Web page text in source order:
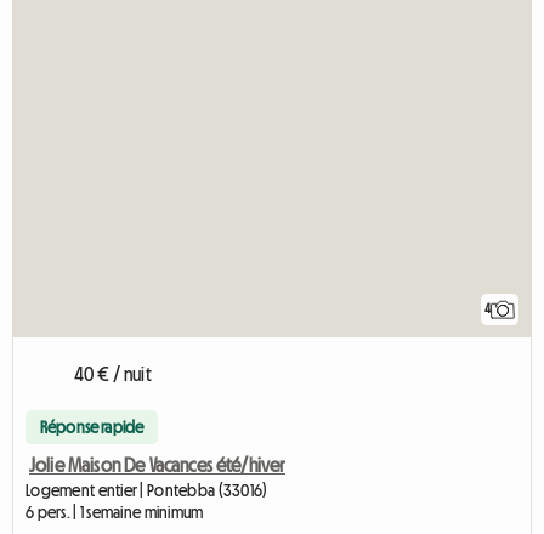
4
40 € / nuit
Réponse rapide
Jolie Maison De Vacances été/hiver
Logement entier | Pontebba (33016)
6 pers. | 1 semaine minimum